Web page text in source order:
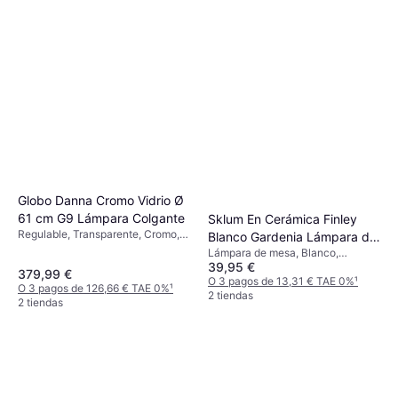
Globo Danna Cromo Vidrio Ø
61 cm G9 Lámpara Colgante
Regulable, Transparente, Cromo,
379,99 €
O 3 pagos de 126,66 € TAE 0%¹
2 tiendas
Sklum En Cerámica Finley
Blanco Gardenia Lámpara de
mesa
Lámpara de mesa, Blanco,
Cerámica, Casquillo de Lámpara:
E27
39,95 €
O 3 pagos de 13,31 € TAE 0%¹
2 tiendas